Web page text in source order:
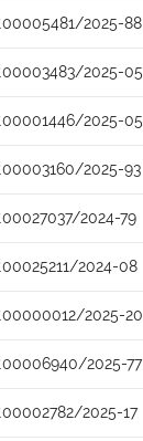
2025-88
2025-05
2025-05
2025-93
2024-79
2024-08
2025-20
2025-77
2025-17